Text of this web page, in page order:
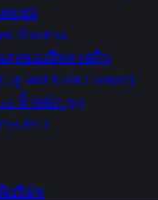
ปซูล
ถ้วยตวง
สงของสีพลาสติก
and Neck Closure)
น้ำหนัก (g)
vs PET
บริษัท